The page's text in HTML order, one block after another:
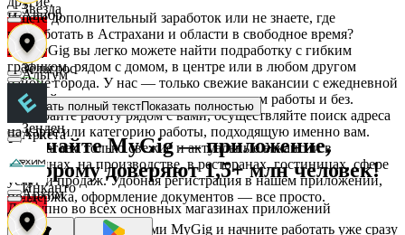
Звезда
Зельгрос
Зенден
Инканто
Авиор
Альтум
Аркета
Архим
Ищете дополнительный заработок или не знаете, где
подработать в Астрахани и области в свободное время?
На MyGig вы легко можете найти подработку с гибким
графиком, рядом с домом, в центре или в любом другом
районе города. У нас — только свежие вакансии с ежедневной
оплатой для мужчин и женщин, с опытом работы и без.
Выбирайте работу рядом с вами, осуществляйте поиск адреса
на карте или категорию работы, подходящую именно вам.
Предлагаем только свежие и актуальные вакансии в
магазинах, на производстве, в ресторанах, гостиницах, сфере
услуг и продаж. Удобная регистрация в нашем приложении,
поддержка, оформление документов — все просто.
Воспользуйтесь услугами MyGig и начните работать уже сразу
Показать полный текстПоказать полностью
Скачайте MyGig — приложение,
которому доверяют 1,5+ млн человек!
Доступно во всех основных магазинах приложений